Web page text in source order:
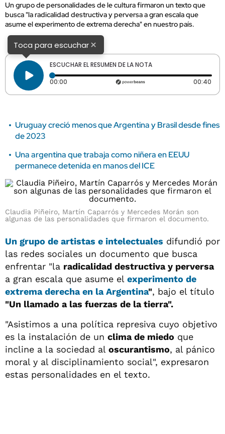
Un grupo de personalidades de le cultura firmaron un texto que
busca "la radicalidad destructiva y perversa a gran escala que
asume el experimento de extrema derecha" en nuestro país.
Toca para escuchar×
ESCUCHAR EL RESUMEN DE LA NOTA
00:00 Tiempo transcurrido: 0 segundos 00:40
Uruguay creció menos que Argentina y Brasil desde fines
de 2023
Una argentina que trabaja como niñera en EEUU
permanece detenida en manos del ICE
Claudia Piñeiro, Martín Caparrós y Mercedes Morán son
algunas de las personalidades que firmaron el documento.
Un grupo de artistas e intelectuales difundió por
las redes sociales un documento que busca
enfrentar "la radicalidad destructiva y perversa
a gran escala que asume el experimento de
extrema derecha en la Argentina", bajo el título
"Un llamado a las fuerzas de la tierra".
"Asistimos a una política represiva cuyo objetivo
es la instalación de un clima de miedo que
incline a la sociedad al oscurantismo, al pánico
moral y al disciplinamiento social", expresaron
estas personalidades en el texto.